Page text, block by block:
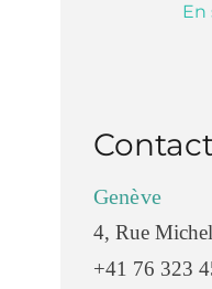
En
Genève
4, Rue
+41 76 323